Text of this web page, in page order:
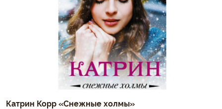
Катрин Корр «Снежные холмы»